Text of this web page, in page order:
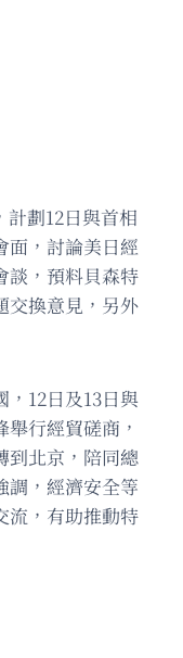
計劃12日與首相
面，討論美日經
談，預料貝森特
交換意見，另外
12日及13日與
行經貿磋商，
到北京，陪同總
調，經濟安全等
流，有助推動特